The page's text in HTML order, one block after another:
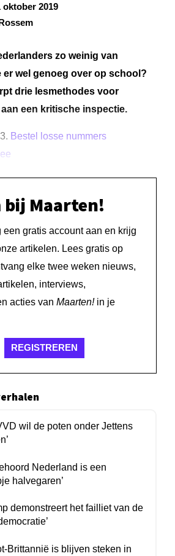
oktober 2019
zo weinig van
er wel genoeg over op school?
drie lesmethodes voor
een kritische inspectie.
Bestel losse nummers
bij Maarten!
een gratis account aan en krijg
artikelen. Lees gratis op
elke twee weken nieuws,
interviews,
acties van Maarten!in je
REGISTREREN
wil de poten onder Jettens
Nederland is een
halvegaren’
demonstreert het failliet van de
Brittannië is blijven steken in